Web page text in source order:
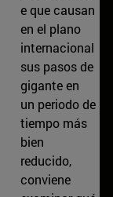
e que causan
en el plano
internacional
sus pasos de
gigante en
un periodo de
tiempo más
bien
reducido,
conviene